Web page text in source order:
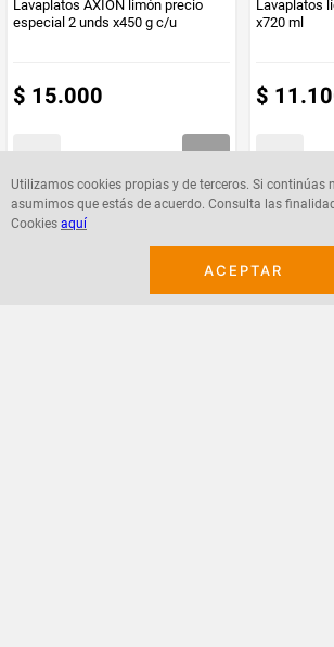
Utilizamos cookies propias y de terceros. Si continúas
asumimos que estás de acuerdo. Consulta las
Cookies aquí
ACEPTAR
Lavaplatos AXION limón precio
especial 2 unds x450 g c/u
$ 15.000
Lavaplatos
x720 ml
$ 11.